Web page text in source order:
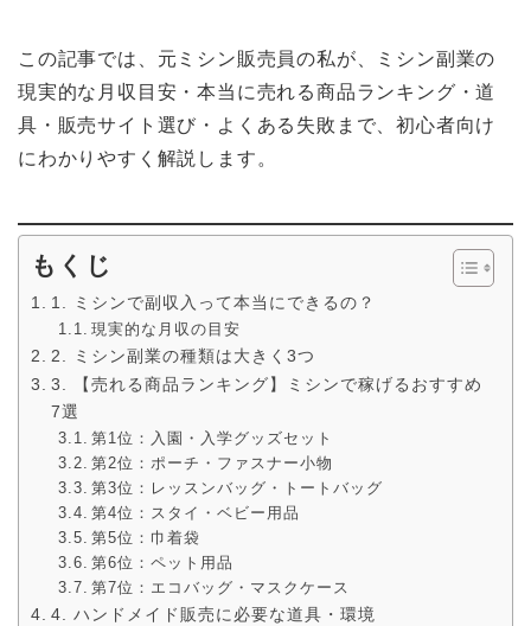
この記事では、元ミシン販売員の私が、ミシン副業の
現実的な月収目安・本当に売れる商品ランキング・道
具・販売サイト選び・よくある失敗まで、初心者向け
にわかりやすく解説します。
もくじ
1. ミシンで副収入って本当にできるの？
現実的な月収の目安
2. ミシン副業の種類は大きく3つ
3. 【売れる商品ランキング】ミシンで稼げるおすすめ
7選
第1位：入園・入学グッズセット
第2位：ポーチ・ファスナー小物
第3位：レッスンバッグ・トートバッグ
第4位：スタイ・ベビー用品
第5位：巾着袋
第6位：ペット用品
第7位：エコバッグ・マスクケース
4. ハンドメイド販売に必要な道具・環境